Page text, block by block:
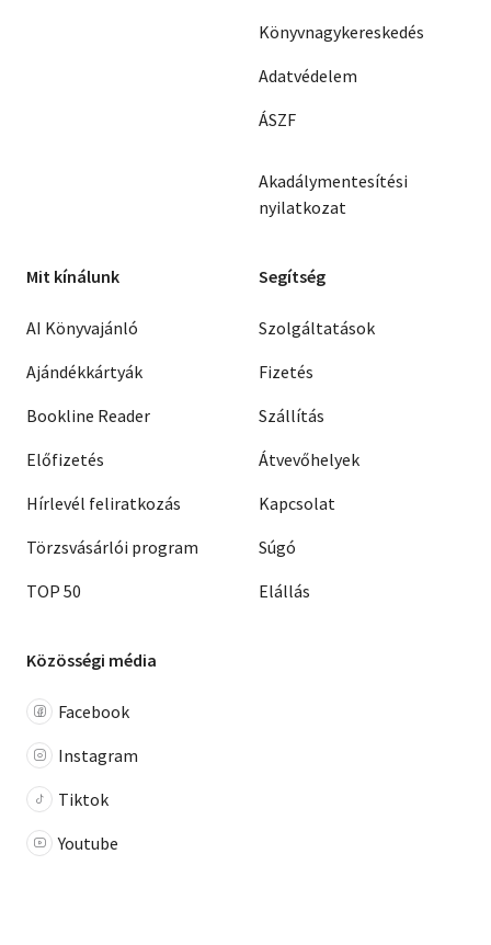
Könyvnagykereskedés
Adatvédelem
ÁSZF
Akadálymentesítési
nyilatkozat
Mit kínálunk
AI Könyvajánló
Ajándékkártyák
Bookline Reader
Előfizetés
Hírlevél feliratkozás
Törzsvásárlói program
TOP 50
Segítség
Szolgáltatások
Fizetés
Szállítás
Átvevőhelyek
Kapcsolat
Súgó
Elállás
Közösségi média
Facebook
Instagram
Tiktok
Youtube